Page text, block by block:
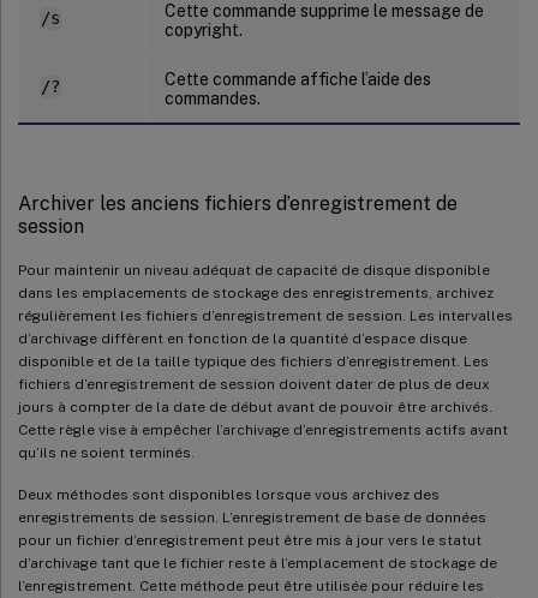
/s
Cette commande supprime le message de
copyright.
/?
Cette commande affiche l’aide des
commandes.
Archiver les anciens fichiers d’enregistrement de
session
Pour maintenir un niveau adéquat de capacité de disque disponible
dans les emplacements de stockage des enregistrements, archivez
régulièrement les fichiers d’enregistrement de session. Les intervalles
d’archivage diffèrent en fonction de la quantité d’espace disque
disponible et de la taille typique des fichiers d’enregistrement. Les
fichiers d’enregistrement de session doivent dater de plus de deux
jours à compter de la date de début avant de pouvoir être archivés.
Cette règle vise à empêcher l’archivage d’enregistrements actifs avant
qu’ils ne soient terminés.
Deux méthodes sont disponibles lorsque vous archivez des
enregistrements de session. L’enregistrement de base de données
pour un fichier d’enregistrement peut être mis à jour vers le statut
d’archivage tant que le fichier reste à l’emplacement de stockage de
l’enregistrement. Cette méthode peut être utilisée pour réduire les